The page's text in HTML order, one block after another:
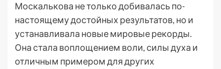
Москалькова не только добивалась по-
настоящему достойных результатов, но и
устанавливала новые мировые рекорды.
Она стала воплощением воли, силы духа и
отличным примером для других